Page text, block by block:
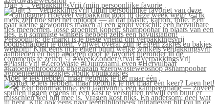
Dag 3 – VerpakkingsVrij (mijn persoonlijke favorie
Moet je iets hebben, maar gebruik je het maar één